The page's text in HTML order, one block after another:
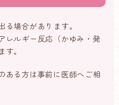
場合があります。
レルギー反応（かゆみ・発
。
ある方は事前に医師へご相